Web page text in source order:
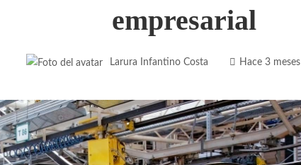
empresarial
Larura Infantino Costa Hace 3 meses